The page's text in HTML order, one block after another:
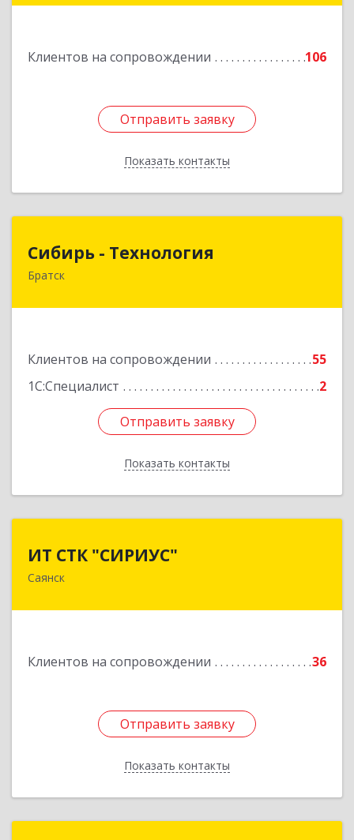
Клиентов на сопровождении 106
Отправить заявку
Показать контакты
Отправить заявку
Назад
Сибирь - Технология
Братск
Клиентов на сопровождении
55
1С:Специалист
2
Отправить заявку
Показать контакты
Отправить заявку
Назад
ИТ СТК "СИРИУС"
Саянск
Клиентов на сопровождении 36
Отправить заявку
Показать контакты
666303, Иркутская обл, Саянск г, Юбилейный
Отправить заявку
Назад